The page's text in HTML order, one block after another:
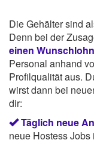
Die Gehälter sind
Denn bei der
einen
Personal anhand
Profilqualität aus.
wirst dann bei
dir:
Täglich neue
neue Hostess